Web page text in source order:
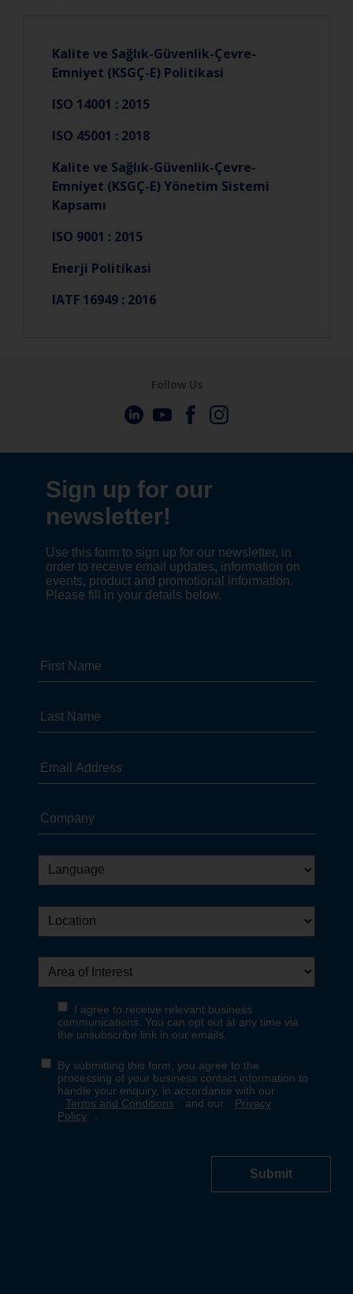
Kalite ve Sağlık-Güvenlik-Çevre-
Emniyet (KSGÇ-E) Politikasi
ISO 14001 : 2015
ISO 45001 : 2018
Kalite ve Sağlık-Güvenlik-Çevre-
Emniyet (KSGÇ-E) Yönetim Sistemi
Kapsamı
ISO 9001 : 2015
Enerji Politikasi
IATF 16949 : 2016
Follow Us